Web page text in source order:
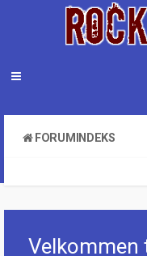
FORUMINDEKS
Velkommen